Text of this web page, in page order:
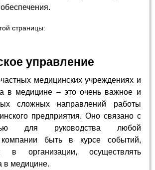
страницы:
управление
медицинских учреждениях и
в медицине – это очень важное и
сложных направлений работы
предприятия. Оно связано с
для руководства любой
компании быть в курсе событий,
в организации, осуществлять
в медицине.